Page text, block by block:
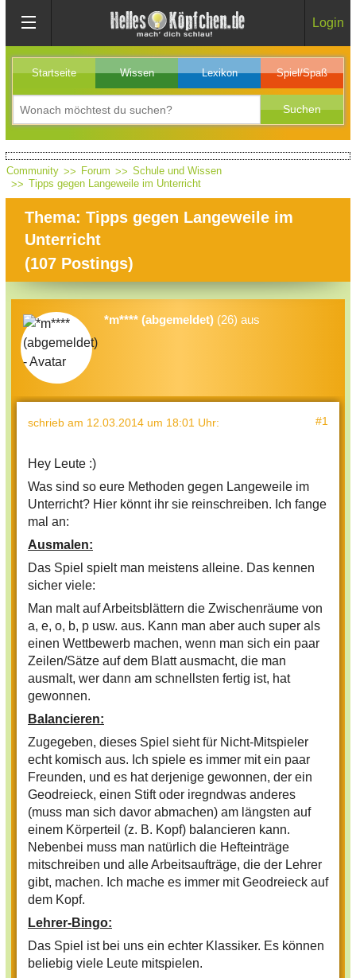
Login
Startseite Wissen Lexikon Spiel/Spaß
Community Forum
Schule und Wissen
Tipps gegen Langeweile im Unterricht
Thema: Tipps gegen Langeweile im
Unterricht
(107 Postings)
*m**** (abgemeldet) (26) aus
schrieb am 12.03.2014 um 18:01 Uhr: #1
Hey Leute :)
Was sind so eure Methoden gegen Langeweile im
Unterricht? Hier könnt ihr sie reinschreiben. Ich fange
mal an:
Ausmalen:
Das Spiel spielt man meistens alleine. Das kennen
sicher viele:
Man malt auf Arbeitsblättern die Zwischenräume von
a, e, o, b, p usw. aus. Kann man aber auch super als
einen Wettbewerb machen, wenn man sich ein paar
Zeilen/Sätze auf dem Blatt ausmacht, die man
ausmalt, wer dann am schnellsten fertig ist, hat
gewonnen.
Balancieren:
Zugegeben, dieses Spiel sieht für Nicht-Mitspieler
echt komisch aus. Ich spiele es immer mit ein paar
Freunden, und es hat derjenige gewonnen, der ein
Geodreieck, einen Stift oder iregndwas anderes
(muss man sich davor abmachen) am längsten auf
einem Körperteil (z. B. Kopf) balancieren kann.
Nebenbei muss man natürlich die Hefteinträge
mitschreiben und alle Arbeitsaufträge, die der Lehrer
gibt, machen. Ich mache es immer mit Geodreieck auf
dem Kopf.
Lehrer-Bingo:
Das Spiel ist bei uns ein echter Klassiker. Es können
beliebig viele Leute mitspielen.